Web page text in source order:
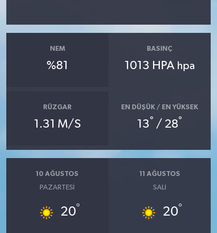
NEM
%81
BASINÇ
1013 HPA hpa
RÜZGAR
1.31 M/S
EN DÜŞÜK / EN YÜKSEK
13° / 28°
10 AĞUSTOS
PAZARTESI
20°
11 AĞUSTOS
SALI
20°